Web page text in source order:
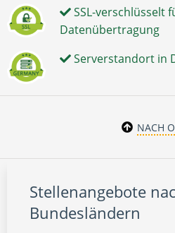
SSL-verschlüsselt
Datenübertragung
Serverstandort in
NACH
Stellenangebote
Bundesländern